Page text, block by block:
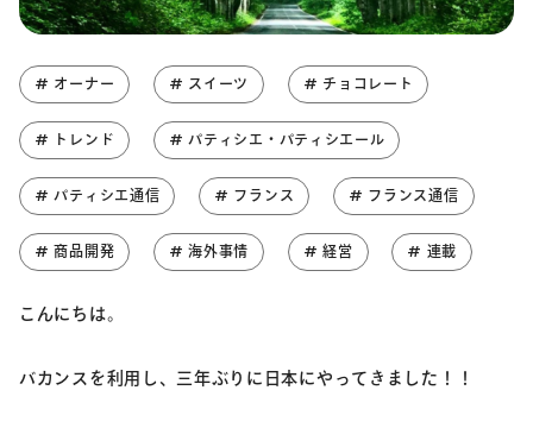
# オーナー # スイーツ # チョコレート
# トレンド # パティシエ・パティシエール
# パティシエ通信 # フランス # フランス通信
# 商品開発 # 海外事情 # 経営 # 連載
こんにちは。
バカンスを利用し、三年ぶりに日本にやってきました！！